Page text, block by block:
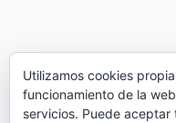
Utilizamos cookies
funcionamiento de la
servicios. Puede